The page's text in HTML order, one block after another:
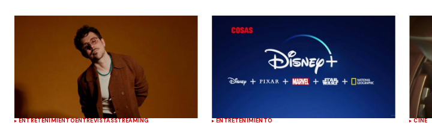
ENTRETENIMIENTOENTREVISTASSTREAMING ENTRETENIMIENTO CINE